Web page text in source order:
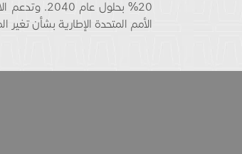
20% بحلول
الأمم المتحدة الإطارية بشأن تغير